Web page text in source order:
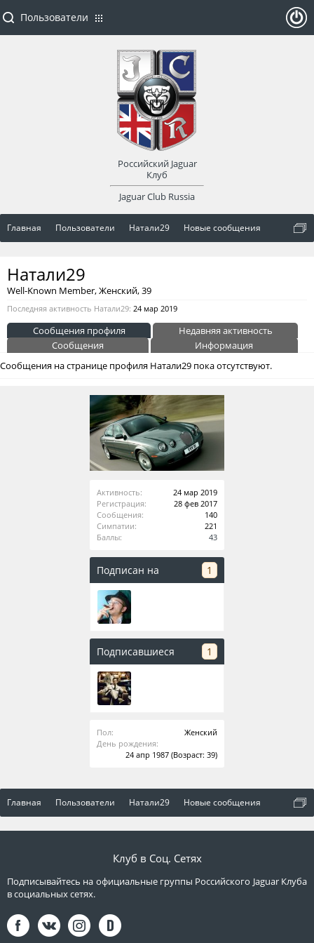
Главная Пользователи Натали29 Новые сообщения
Активность:
24 мар 2019
Регистрация:
28 фев 2017
Сообщения:
140
Симпатии:
221
Баллы:
43
Подписан на 1
Подписавшиеся 1
Пол:
Женский
День рождения:
24 апр 1987 (Возраст: 39)
Натали29
Well-Known Member, Женский, 39
Последняя активность Натали29: 24 мар 2019
Сообщения профиля
Недавняя активность
Сообщения
Информация
Сообщения на странице профиля Натали29 пока отсутствуют.
Главная Пользователи Натали29 Новые сообщения
Пользователи
Российский Jaguar
Клуб
Jaguar Club Russia
оват
Клуб в Соц. Сетях
Подписывайтесь на официальные группы Российского Jaguar Клуба
в социальных сетях.